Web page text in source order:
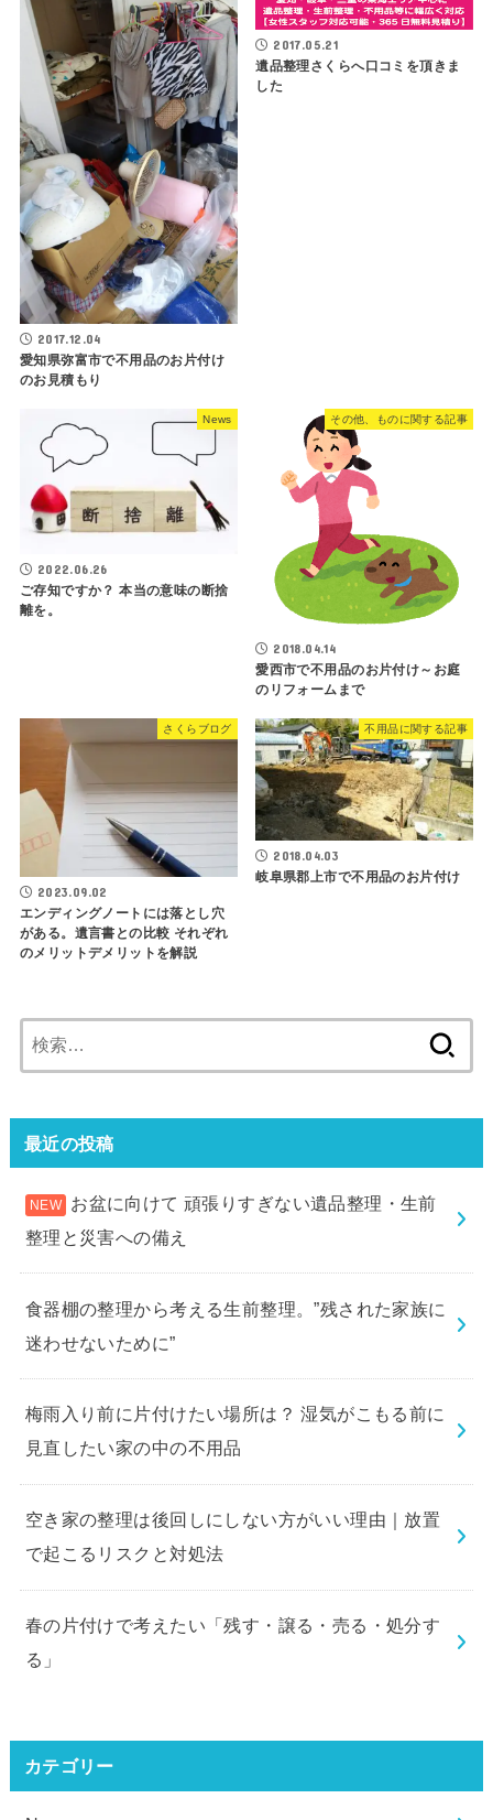
2017.12.04
愛知県弥富市で不用品のお片付け
のお見積もり
2017.05.21
遺品整理さくらへ口コミを頂きま
した
News
2022.06.26
ご存知ですか？ 本当の意味の断捨
離を。
その他、ものに関する記事
2018.04.14
愛西市で不用品のお片付け～お庭
のリフォームまで
さくらブログ
2023.09.02
エンディングノートには落とし穴
がある。遺言書との比較 それぞれ
のメリットデメリットを解説
不用品に関する記事
2018.04.03
岐阜県郡上市で不用品のお片付け
索:
最近の投稿
お盆に向けて 頑張りすぎない遺品整理・生前
整理と災害への備え
食器棚の整理から考える生前整理。”残された家族に
迷わせないために”
梅雨入り前に片付けたい場所は？ 湿気がこもる前に
見直したい家の中の不用品
空き家の整理は後回しにしない方がいい理由｜放置
で起こるリスクと対処法
春の片付けで考えたい「残す・譲る・売る・処分す
る」
カテゴリー